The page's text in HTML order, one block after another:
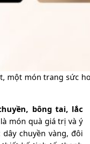
một món trang sức
bông tai, lắc
món quà giá trị và ý
chuyền vàng, đôi